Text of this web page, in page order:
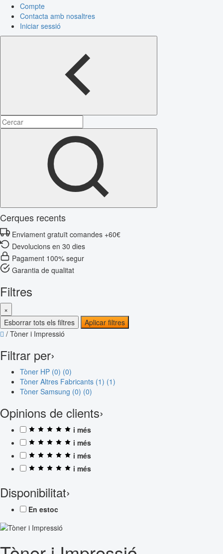
Compte
Contacta amb nosaltres
Iniciar sessió
Cerques recents
Enviament gratuït comandes +60€
Devolucions en 30 dies
Pagament 100% segur
Garantia de qualitat
Filtres
×
Esborrar tots els filtres
Aplicar filtres
/ Tòner i Impressió
Filtrar per›
Tòner HP (0) (0)
Tòner Altres Fabricants (1) (1)
Tòner Samsung (0) (0)
Opinions de clients›
i més
i més
i més
i més
Disponibilitat›
En estoc